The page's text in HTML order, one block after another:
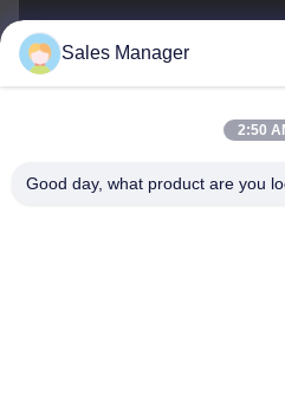
001-512-7443871
Sales Manager
2:50
Good day, what product are you